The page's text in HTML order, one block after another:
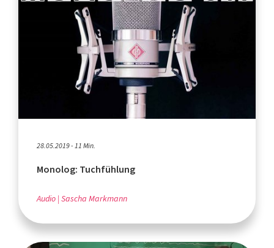
28.05.2019 - 11 Min.
Monolog: Tuchfühlung
Audio Sascha Markmann